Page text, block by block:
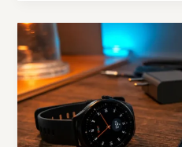
fiche
technique
d’un
écran
de
smartphone
: